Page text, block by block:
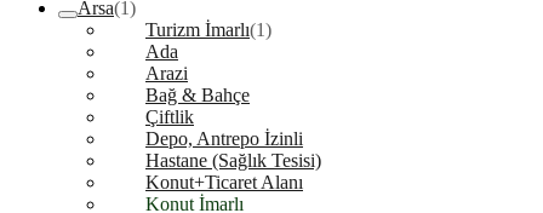
Arsa(1)
Turizm İmarlı(1)
Ada
Arazi
Bağ & Bahçe
Çiftlik
Depo, Antrepo İzinli
Hastane (Sağlık Tesisi)
Konut+Ticaret Alanı
Konut İmarlı